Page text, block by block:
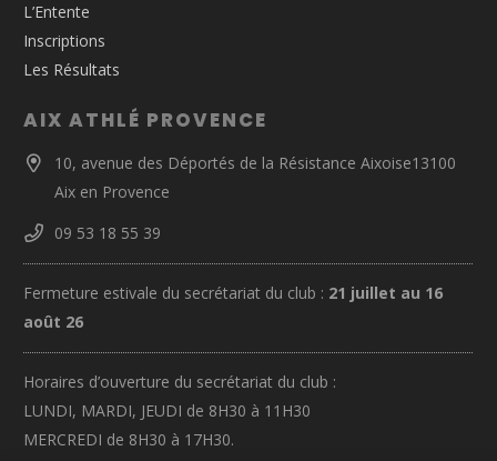
L’Entente
Inscriptions
Les Résultats
AIX ATHLÉ PROVENCE
10, avenue des Déportés de la Résistance Aixoise13100
Aix en Provence
09 53 18 55 39
Fermeture estivale du secrétariat du club : 21 juillet au 16
août 26
Horaires d’ouverture du secrétariat du club :
LUNDI, MARDI, JEUDI de 8H30 à 11H30
MERCREDI de 8H30 à 17H30.